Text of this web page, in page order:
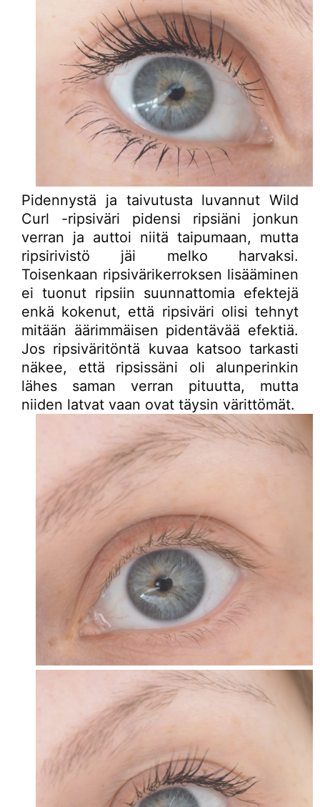
Pidennystä ja taivutusta luvannut Wild
Curl -ripsiväri pidensi ripsiäni jonkun
verran ja auttoi niitä taipumaan, mutta
ripsirivistö jäi melko harvaksi.
Toisenkaan ripsivärikerroksen lisääminen
ei tuonut ripsiin suunnattomia efektejä
enkä kokenut, että ripsiväri olisi tehnyt
mitään äärimmäisen pidentävää efektiä.
Jos ripsiväritöntä kuvaa katsoo tarkasti
näkee, että ripsissäni oli alunperinkin
lähes saman verran pituutta, mutta
niiden latvat vaan ovat täysin värittömät.